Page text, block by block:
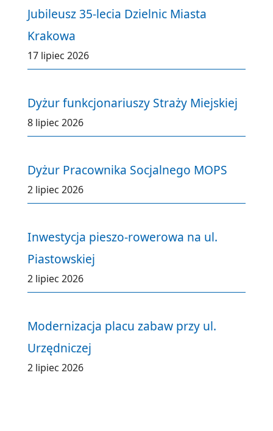
Jubileusz 35-lecia Dzielnic Miasta
Krakowa
17 lipiec 2026
Dyżur funkcjonariuszy Straży Miejskiej
8 lipiec 2026
Dyżur Pracownika Socjalnego MOPS
2 lipiec 2026
Inwestycja pieszo-rowerowa na ul.
Piastowskiej
2 lipiec 2026
Modernizacja placu zabaw przy ul.
Urzędniczej
2 lipiec 2026